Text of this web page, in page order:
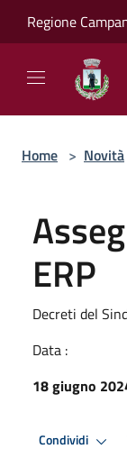
Regione
Home > Novità
ERP
Decreti del
Data :
18 giugno
Condividi